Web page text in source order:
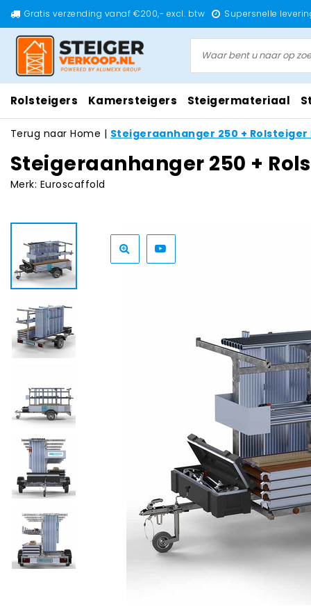
Gratis verzending vanaf €200,- excl. btw Supersnelle
Rolsteigers Kamersteigers Steigermateriaal
Terug naar Home | Steigeraanhanger 250 + Rolsteiger
Steigeraanhanger 250 +
Merk: Euroscaffold